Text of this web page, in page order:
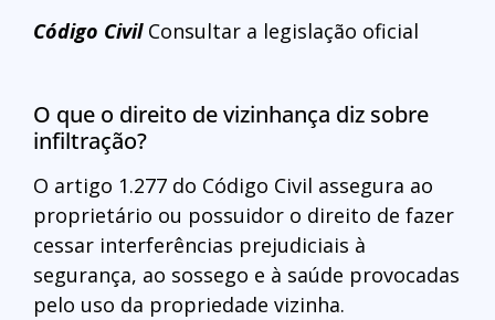
Código CivilConsultar a legislação oficial
O que o direito de vizinhança diz sobre
infiltração?
O artigo 1.277 do Código Civil assegura ao
proprietário ou possuidor o direito de fazer
cessar interferências prejudiciais à
segurança, ao sossego e à saúde provocadas
pelo uso da propriedade vizinha.